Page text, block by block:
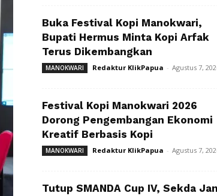
Buka Festival Kopi Manokwari,
Bupati Hermus Minta Kopi Arfak
Terus Dikembangkan
MANOKWARI Redaktur KlikPapua - Agustus 7,
Festival Kopi Manokwari 2026
Dorong Pengembangan Ekonomi
Kreatif Berbasis Kopi
MANOKWARI Redaktur KlikPapua - Agustus 7,
Tutup SMANDA Cup IV, Sekda Jan